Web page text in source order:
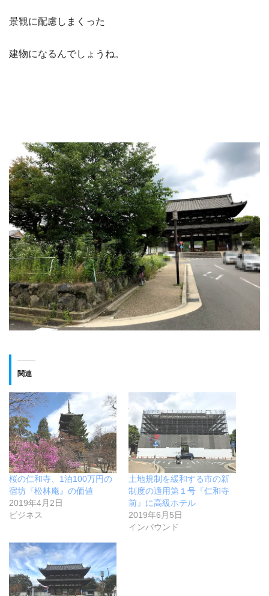
景観に配慮しまくった
建物になるんでしょうね。
関連
桜の仁和寺、1泊100万円の
宿坊『松林庵』の価値
2019年4月2日
ビジネス
土地規制を緩和する市の新
制度の適用第１号『仁和寺
前』に高級ホテル
2019年6月5日
インバウンド